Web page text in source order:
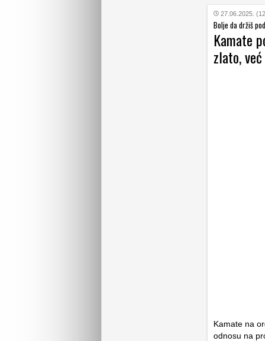
27.06.2025.
Bolje da držiš
Kamate
zlato,
Kamate na
odnosu na